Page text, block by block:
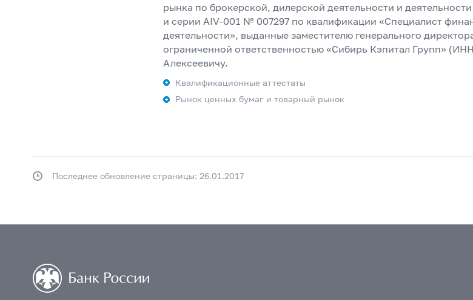
рынка по брокерской, дилерской деятельности и
и серии AIV-001 № 007297 по квалификации «Специалист
деятельности», выданные заместителю генерального
ограниченной ответственностью «Сибирь Кэпитал Групп»
Алексеевичу.
Квалификационные аттестаты
Рынок ценных бумаг и товарный рынок
Последнее обновление страницы: 26.01.2017